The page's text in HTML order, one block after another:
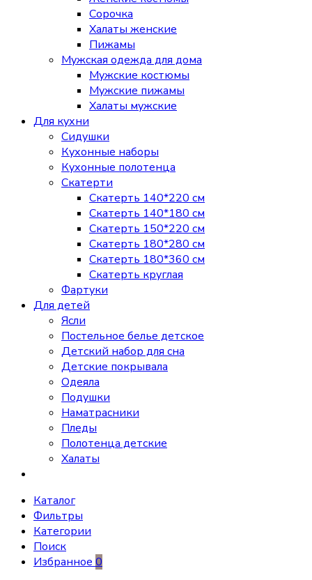
Сорочка
Халаты женские
Пижамы
Мужская одежда для дома
Мужские костюмы
Мужские пижамы
Халаты мужские
Для кухни
Сидушки
Кухонные наборы
Кухонные полотенца
Скатерти
Скатерть 140*220 см
Скатерть 140*180 см
Скатерть 150*220 см
Скатерть 180*280 см
Скатерть 180*360 см
Скатерть круглая
Фартуки
Для детей
Ясли
Постельное белье детское
Детский набор для сна
Детские покрывала
Одеяла
Подушки
Наматрасники
Пледы
Полотенца детские
Халаты
Каталог
Фильтры
Категории
Поиск
Избранное0